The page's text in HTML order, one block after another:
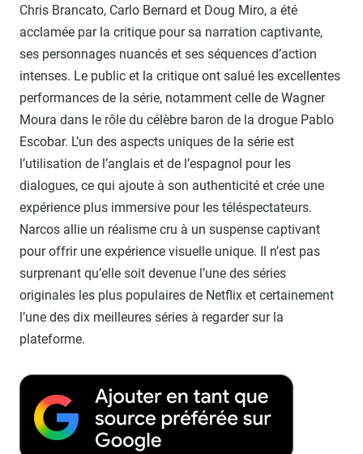
Chris Brancato, Carlo Bernard et Doug Miro, a été
acclamée par la critique pour sa narration captivante,
ses personnages nuancés et ses séquences d’action
intenses. Le public et la critique ont salué les excellentes
performances de la série, notamment celle de Wagner
Moura dans le rôle du célèbre baron de la drogue Pablo
Escobar. L’un des aspects uniques de la série est
l’utilisation de l’anglais et de l’espagnol pour les
dialogues, ce qui ajoute à son authenticité et crée une
expérience plus immersive pour les téléspectateurs.
Narcos allie un réalisme cru à un suspense captivant
pour offrir une expérience visuelle unique. Il n’est pas
surprenant qu’elle soit devenue l’une des séries
originales les plus populaires de Netflix et certainement
l’une des dix meilleures séries à regarder sur la
plateforme.